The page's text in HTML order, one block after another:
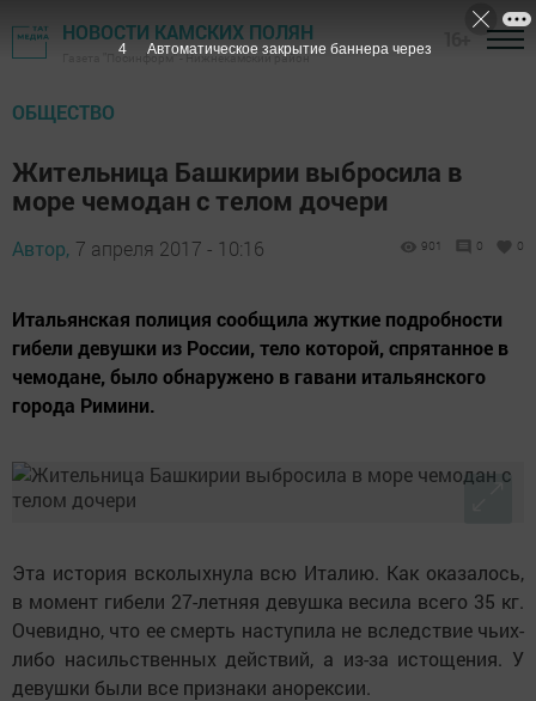
НОВОСТИ КАМСКИХ ПОЛЯН
Газета "Посинформ" - Нижнекамский район
ОБЩЕСТВО
Жительница Башкирии выбросила в
море чемодан с телом дочери
Автор, 7 апреля 2017 - 10:16 901 0 0
Итальянская полиция сообщила жуткие подробности
гибели девушки из России, тело которой, спрятанное в
чемодане, было обнаружено в гавани итальянского
города Римини.
Эта история всколыхнула всю Италию. Как оказалось,
в момент гибели 27-летняя девушка весила всего 35 кг.
Очевидно, что ее смерть наступила не вследствие чьих-
либо насильственных действий, а из-за истощения. У
девушки были все признаки анорексии.
3 Автоматическое закрытие баннера через